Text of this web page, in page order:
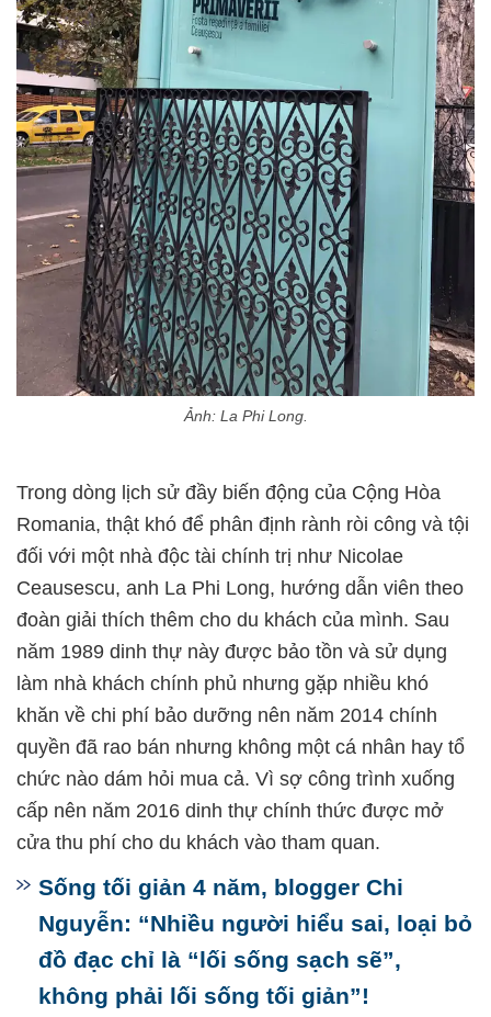
Ảnh: La Phi Long.
Trong dòng lịch sử đầy biến động của Cộng Hòa
Romania, thật khó để phân định rành ròi công và tội
đối với một nhà độc tài chính trị như Nicolae
Ceausescu, anh La Phi Long, hướng dẫn viên theo
đoàn giải thích thêm cho du khách của mình. Sau
năm 1989 dinh thự này được bảo tồn và sử dụng
làm nhà khách chính phủ nhưng gặp nhiều khó
khăn về chi phí bảo dưỡng nên năm 2014 chính
quyền đã rao bán nhưng không một cá nhân hay tổ
chức nào dám hỏi mua cả. Vì sợ công trình xuống
cấp nên năm 2016 dinh thự chính thức được mở
cửa thu phí cho du khách vào tham quan.
Sống tối giản 4 năm, blogger Chi
Nguyễn: “Nhiều người hiểu sai, loại bỏ
đồ đạc chỉ là “lối sống sạch sẽ”,
không phải lối sống tối giản”!